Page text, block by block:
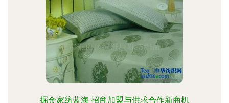
掘金家纺蓝海 招商加盟与供求合作新商机